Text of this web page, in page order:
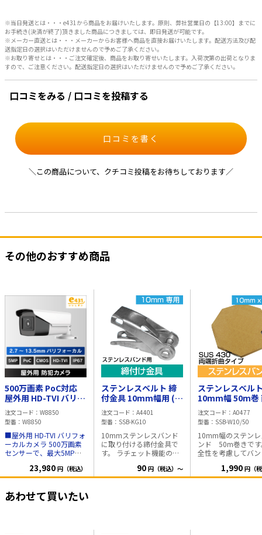
※当日発送とは・・・e431から商品をお届けいたします。原則、弊社営業日の【13:00】までに
お手続き(決済が終了)頂きました商品につきましては、即日発送が可能です。
※メーカー直送とは・・・メーカーからお客様へ商品を直接お届けいたします。配送方法及び配
送指定日の選択はいただけませんので予めご了承ください。
※お取り寄せとは・・・ご注文確定後、商品をお取り寄せいたします。入荷次第の出荷となりま
すので、ご注意ください。配送指定日の選択はいただけませんので予めご了承ください。
口コミをみる / 口コミを投稿する
口コミを書く
＼この商品について、クチコミ投稿をお待ちしております／
その他のおすすめ商品
500万画素 PoC対応
屋外用 HD-TVI バリフ
ォーカルカメラ IP67
注文コード
W8850
型番
W8850
■屋外用 HD-TVI バリフォ
ーカルカメラ 500万画素
センサーで、最大5MP解
置場所が限られる等の場
合にレンズ調整が容易な
TVI出力のカメラです。 ■
23,980 円（税込）
ステンレスベルト 締
付金具 10mm幅用 (ス
テンレスバンド用金
具)
注文コード
A4401
型番
SSB-KG10
10mmステンレスバンド
に取り付ける締付金具で
す。 ラチェット機能の付
置が可能です。 素材:ステ
ンレス SUS430
90 円（税込）～
ステンレスベル
10mm幅 50m巻
折曲げ
注文コード
A0477
型番
SSB-W10/50
10mm幅のステン
ンド 50m巻きです
全性を考慮してバ
ています。 素材:ステンレ
ス SUS430 1巻
1,990 円（
あわせて買いたい